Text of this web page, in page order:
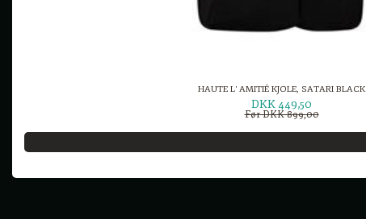
HAUTE L' AMITIÉ KJOLE, SATARI BLACK
DKK 449,50
Før DKK 899,00